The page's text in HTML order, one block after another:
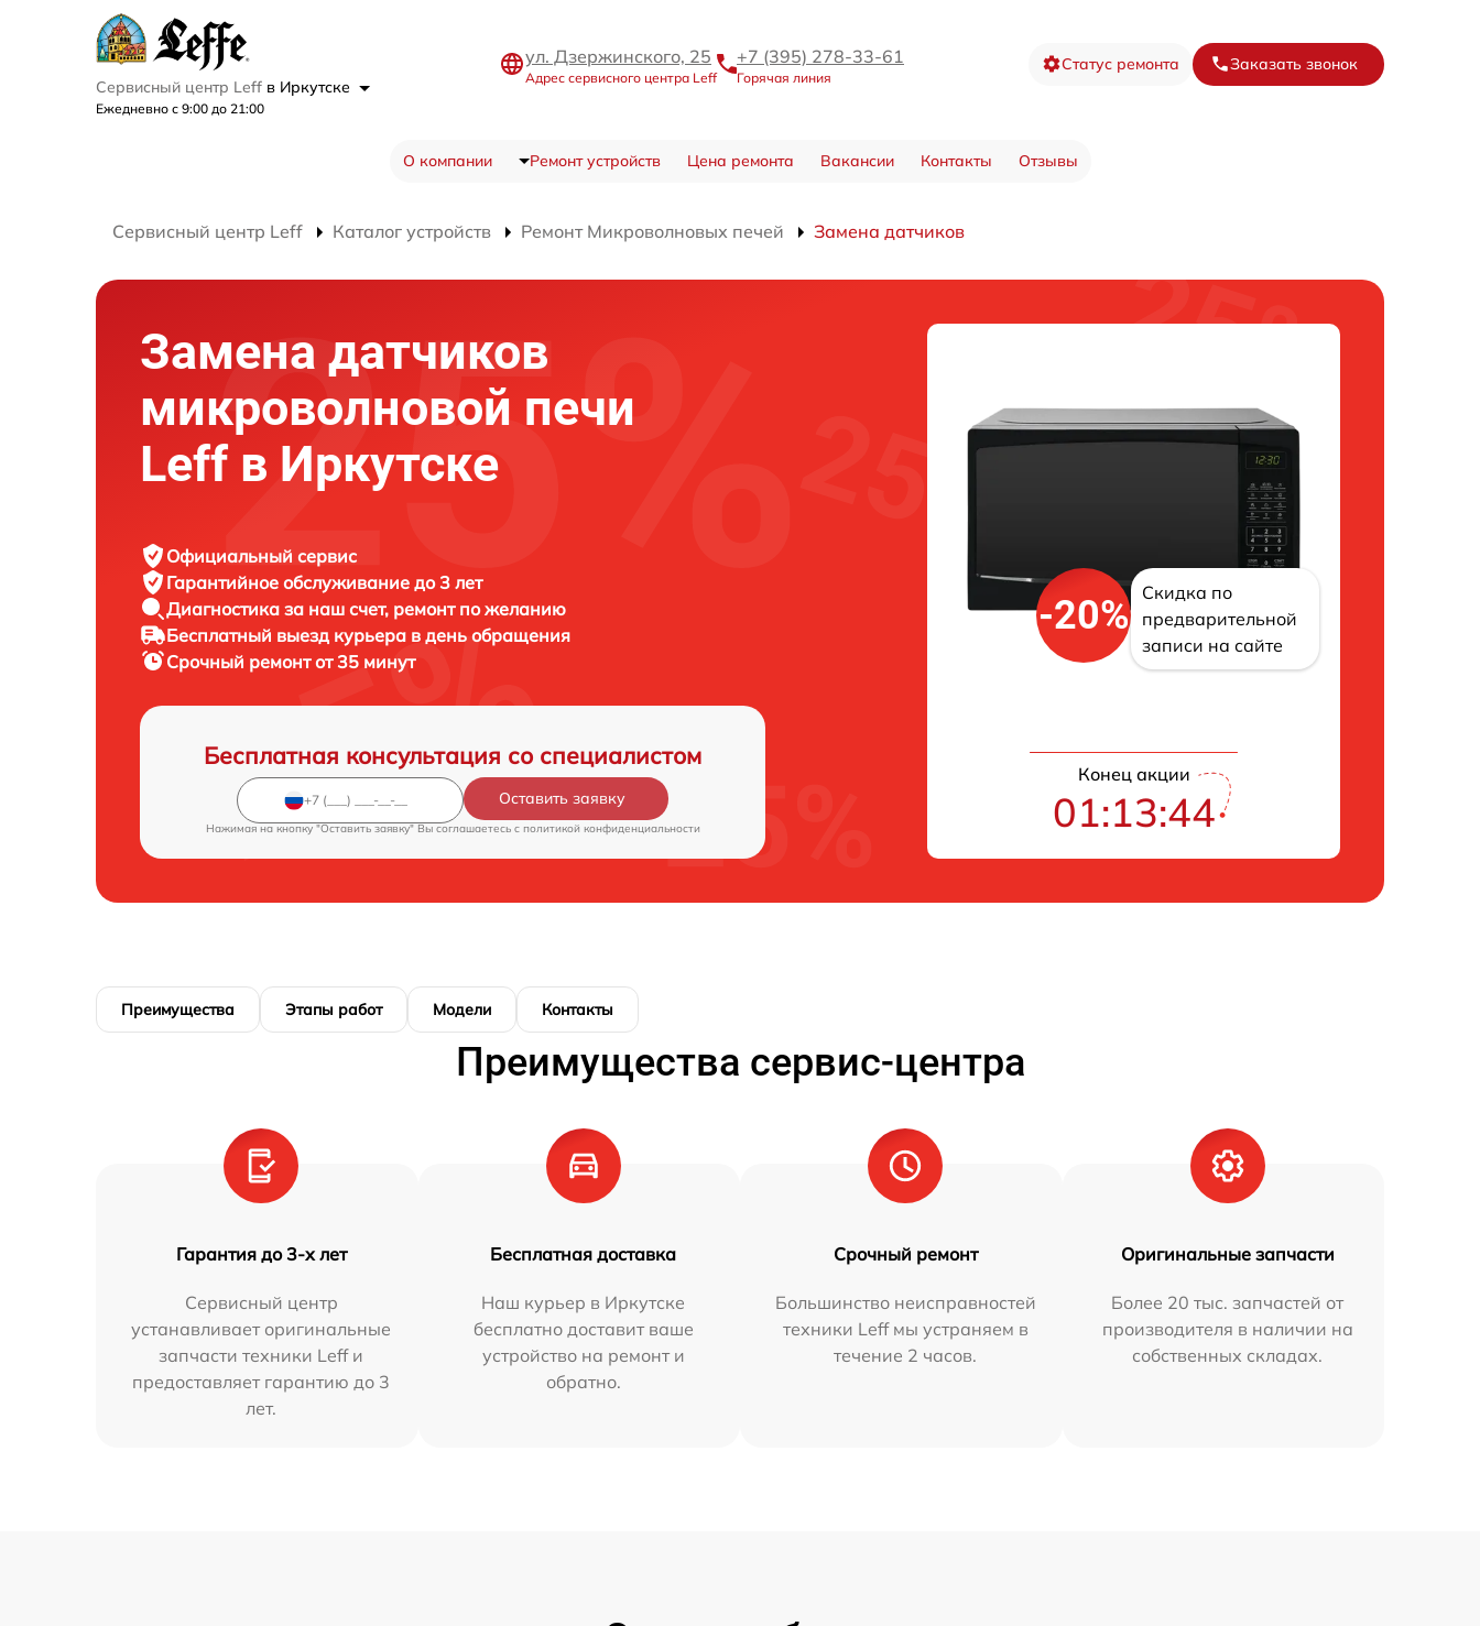
Сервисный центр Leff в Иркутске
Ежедневно с 9:00 до 21:00
ул. Дзержинского, 25
Адрес сервисного центра Leff
+7 (395) 278-33-61
Горячая линия
Статус ремонта Заказать звонок
О компании Ремонт устройств Цена ремонта Вакансии Контакты Отзывы
Сервисный центр Leff Каталог устройств Ремонт Микроволновых печей Замена датчиков
Замена датчиков
микроволновой печи
Leff в Иркутске
Официальный сервис
Гарантийное обслуживание до 3 лет
Диагностика за наш счет, ремонт по желанию
Бесплатный выезд курьера в день обращения
Срочный ремонтот 35 минут
Бесплатная консультация со специалистом
Оставить заявку
Нажимая на кнопку "Оставить заявку" Вы соглашаетесь c политикой конфиденциальности
-20%
Скидка по
предварительной
записи на сайте
Конец акции
01:13:43
Преимущества Этапы работ Модели Контакты
Преимущества сервис-центра
Гарантия до 3-х лет
Сервисный центр
устанавливает оригинальные
запчасти техники Leff и
предоставляет гарантию до 3
лет.
Бесплатная доставка
Наш курьер в Иркутске
бесплатно доставит ваше
устройство на ремонт и
обратно.
Срочный ремонт
Большинство неисправностей
техники Leff мы устраняем в
течение 2 часов.
Оригинальные запчасти
Более 20 тыс. запчастей от
производителя в наличии на
собственных складах.